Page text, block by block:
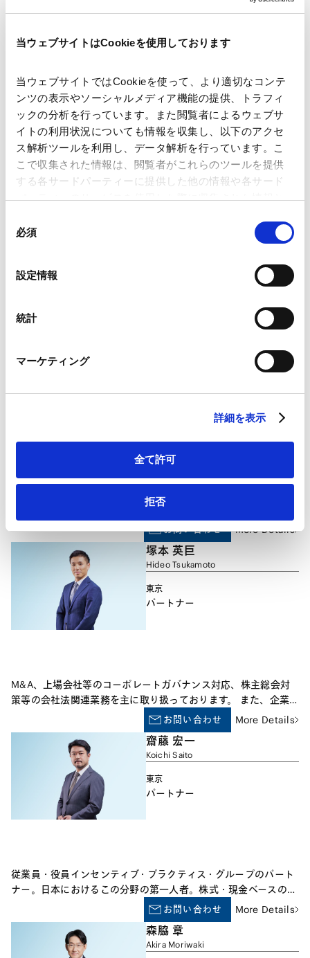
当ウェブサイトはCookieを使用しております
当ウェブサイトではCookieを使って、より適切なコンテ
ンツの表示やソーシャルメディア機能の提供、トラフィ
ックの分析を行っています。また閲覧者によるウェブサ
イトの利用状況についても情報を収集し、以下のアクセ
ス解析ツールを利用し、データ解析を行っています。こ
こで収集された情報は、閲覧者がこれらのツールを提供
する各サードパーティーに提供した他の情報や各サード
パーティーのサービスを使用した際に収集された情報と
ことがあります。
Google Analytics利用規約（
Marketo
外部サイト）
LinkedIn プライバシーポリシー（
HubSpot プライバシーポリシー（外部サイト）
必須
設定情報
統計
マーケティング
詳細を表示
全て許可
拒否
一般企業法務から証券発行を含む国際金融取引まで広範な業務に
携わっております。訴訟等も手がけております。また、テレコム
関係の案件を多く扱い、電気通信事業法に対する深い造詣と経験
を有しております。さらには、債務不履行に陥ったサムライ債の
債務再編や社債権者集会の実務についても精通しております。
2004年には財務省委嘱研究会である「集団行動条項を巡る国内
お問い合わせ More Details
小舘 浩樹
Hiroki Kodate
り、任期付任用公務員として、法務省民事局参事官室において会
買収における行動指針」の策定に係る同省「公正な買収の在り方
に関する研究会」の委員を務めています。
企業の買収・合併･会社分割等の案件に携わっています。また、
会社の日常的な取引や経営等に関する一般的な助言や労働紛争に
関する助言も行っています。その他、資源エネルギー分野及び自
動車、薬事・食品分野における規制にも、特に専門的な助言を行
お問い合わせ More Details
塚本 英巨
Hideo Tsukamoto
東京
パートナー
M&A、上場会社等のコーポレートガバナンス対応、株主総会対
策等の会社法関連業務を主に取り扱っております。 また、企業
間の紛争その他紛争一般についてのアドバイスや訴訟代理を数多
く行っております。インサイダー取引規制をはじめとする金融規
制法関連業務も取り扱っております。
お問い合わせ More Details
齋藤 宏一
Koichi Saito
東京
パートナー
従業員・役員インセンティブ・プラクティス・グループのパート
ナー。日本におけるこの分野の第一人者。株式・現金ベースのイ
ンセンティブ・プラン全般について助言を行う。報酬の種類の選
択、インセンティブ・プランの設計、日本及びその他の法域にお
ける法務・税務上の問題に関するデュー・ディリジェンス、イン
センティブ・プランの実施及び運用に関するアドバイスを行って
お問い合わせ More Details
森脇 章
Akira Moriwaki